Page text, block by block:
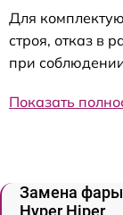
Для
строя, отказ в
при
Показать
Замена фары
Нyper Hiper